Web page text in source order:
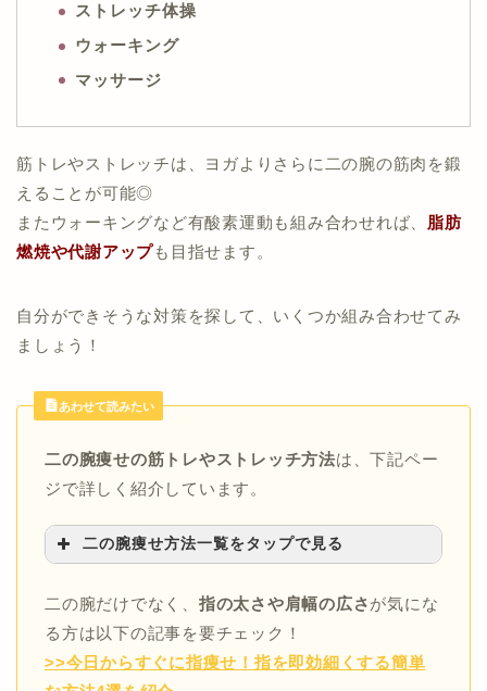
ストレッチ体操
ウォーキング
マッサージ
筋トレやストレッチは、ヨガよりさらに二の腕の筋肉を鍛
えることが可能◎
またウォーキングなど有酸素運動も組み合わせれば、 脂肪
燃焼や代謝アップも目指せます。
自分ができそうな対策を探して、いくつか組み合わせてみ
ましょう！
あわせて読みたい
二の腕痩せの筋トレやストレッチ方法は、下記ペー
ジで詳しく紹介しています。
二の腕痩せ方法一覧をタップで見る
>>二の腕痩せの筋トレ方法はこちら
>>ダンベルを使う二の腕ダイエット方法はこ
ちら
>>タオルやチューブを使う二の腕のストレッ
二の腕だけでなく、 指の太さや肩幅の広さが気にな
る方は以下の記事を要チェック！
>>今日からすぐに指痩せ！指を即効細くする簡単